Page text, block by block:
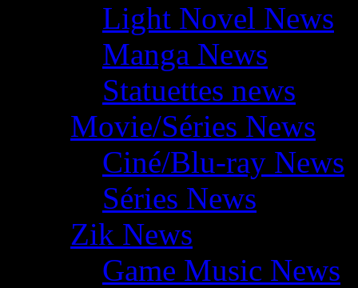
Light Novel News
Manga News
Statuettes news
Movie/Séries News
Ciné/Blu-ray News
Séries News
Zik News
Game Music News